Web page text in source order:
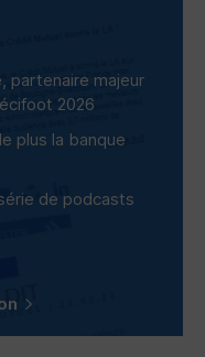
partenaire majeur
2026
plus la banque
de podcasts